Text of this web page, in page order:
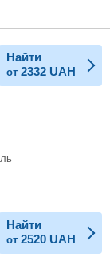
Найти
от 2332 UAH
Найти
от 2520 UAH